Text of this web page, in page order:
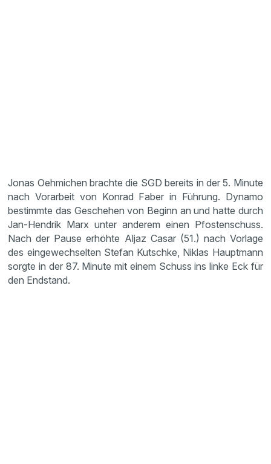
Jonas Oehmichen brachte die SGD bereits in der 5. Minute
nach Vorarbeit von Konrad Faber in Führung. Dynamo
bestimmte das Geschehen von Beginn an und hatte durch
Jan-Hendrik Marx unter anderem einen Pfostenschuss.
Nach der Pause erhöhte Aljaz Casar (51.) nach Vorlage
des eingewechselten Stefan Kutschke, Niklas Hauptmann
sorgte in der 87. Minute mit einem Schuss ins linke Eck für
den Endstand.